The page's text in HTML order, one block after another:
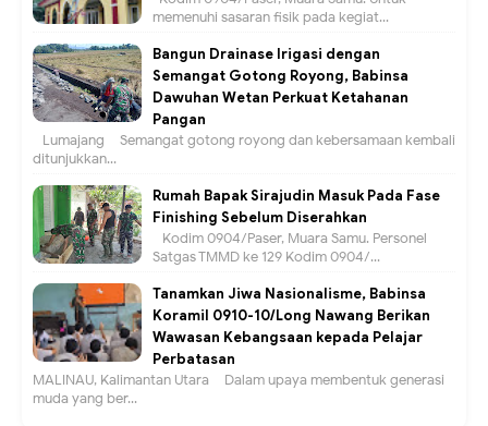
memenuhi sasaran fisik pada kegiat...
Bangun Drainase Irigasi dengan
Semangat Gotong Royong, Babinsa
Dawuhan Wetan Perkuat Ketahanan
Pangan
Lumajang – Semangat gotong royong dan kebersamaan kembali
ditunjukkan...
Rumah Bapak Sirajudin Masuk Pada Fase
Finishing Sebelum Diserahkan
Kodim 0904/Paser, Muara Samu. Personel
Satgas TMMD ke 129 Kodim 0904/...
Tanamkan Jiwa Nasionalisme, Babinsa
Koramil 0910-10/Long Nawang Berikan
Wawasan Kebangsaan kepada Pelajar
Perbatasan
MALINAU, Kalimantan Utara – Dalam upaya membentuk generasi
muda yang ber...